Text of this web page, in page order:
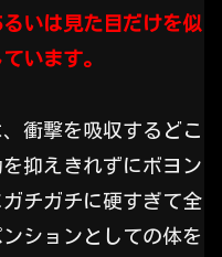
いは見た目だけを似
います。
衝撃を吸収するどこ
抑えきれずにボヨン
チガチに硬すぎて全
ションとしての体を